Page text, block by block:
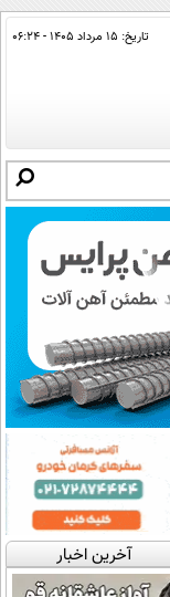
تاریخ: ۱۵ مرداد ۱۴۰۵ - ۰۶:۲۴
آخرین اخبار